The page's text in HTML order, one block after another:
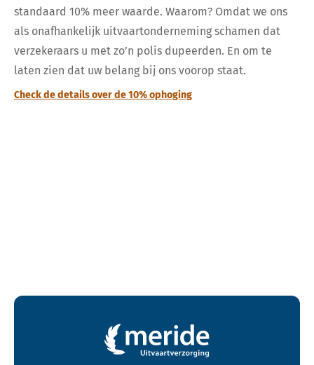
standaard 10% meer waarde. Waarom? Omdat we ons
als onafhankelijk uitvaartonderneming schamen dat
verzekeraars u met zo’n polis dupeerden. En om te
laten zien dat uw belang bij ons voorop staat.
Check de details over de 10% ophoging
Contactgegevens en footer menu van Meride